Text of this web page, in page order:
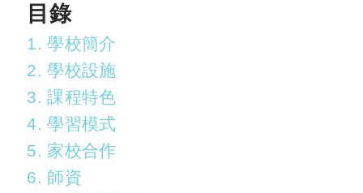
目錄
1. 學校簡介
2. 學校設施
3. 課程特色
4. 學習模式
5. 家校合作
6. 師資